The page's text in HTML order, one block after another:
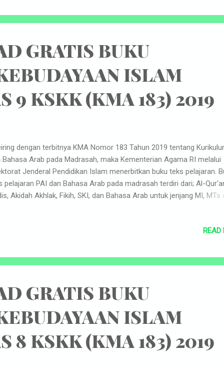
kotak yang tersedia sehingga muncul tanda centrang. 3. Setelah
tanda centrang cobalah untuk scroll ke bawah hingga bertemu
biasanya orang bingung dan putus asa, anda akan di arahkan
GRATIS BUKU
ISLAM
9 KSKK (KMA 183) 2019
dengan terbitnya KMA Nomor 183 Tahun 2019 tentang
Bahasa Arab pada Madrasah, maka Kementerian Agama RI melalui
Jenderal Pendidikan Islam menerbitkan buku teks pelajaran.
pelajaran PAI dan Bahasa Arab pada madrasah terdiri dari; Al-
Akidah Akhlak, Fikih, SKI, dan Bahasa Arab untuk jenjang MI, MTs
Tasawuf, dan Bahasa Arab berbahasa Indonesia, sedangkan
dengan menggunakan Bahasa Arab. Perkembangan ilmu
teknologi, dan komunikasi di era global mengalami
pada madrasah harus bisa mengantisipasi cepatnya perubahan
READ
GRATIS BUKU
ISLAM
8 KSKK (KMA 183) 2019